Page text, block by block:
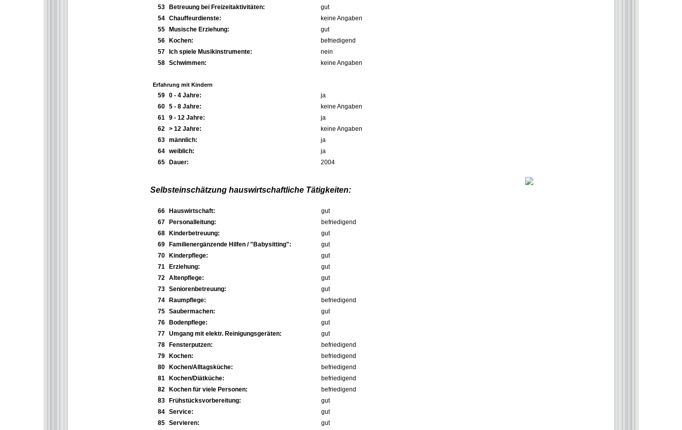
53
Betreuung bei Freizeitaktivitäten:
gut
54 Chauffeurdienste:
keine Angaben
55
Musische Erziehung:
gut
56
Kochen:
befriedigend
57
Ich spiele Musikinstrumente:
nein
58 Schwimmen: keine Angaben
Erfahrung mit Kindern
59 0 - 4 Jahre:
ja
60 5 - 8 Jahre:
keine Angaben
61 9 - 12 Jahre:
ja
62 > 12 Jahre:
keine Angaben
63 männlich:
ja
64 weiblich:
ja
65
Dauer: 2004
Selbsteinschätzung hauswirtschaftliche Tätigkeiten:
66 Hauswirtschaft:
gut
67
Personalleitung:
befriedigend
68
Kinderbetreuung:
gut
69
Familienergänzende Hilfen / "Babysitting":
gut
70
Kinderpflege:
gut
71
Erziehung:
gut
72 Altenpflege:
gut
73 Seniorenbetreuung:
gut
74
Raumpflege:
befriedigend
75 Saubermachen:
gut
76
Bodenpflege:
gut
77 Umgang mit elektr. Reinigungsgeräten:
gut
78
Fensterputzen:
befriedigend
79
Kochen:
befriedigend
80
Kochen/Alltagsküche:
befriedigend
81
Kochen/Diätküche:
befriedigend
82
Kochen für viele Personen:
befriedigend
83
Frühstücksvorbereitung:
gut
84 Service:
gut
85 Servieren:
gut